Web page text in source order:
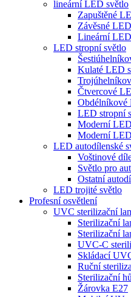
lineární LED světlo
Zapuštěné
Závěsné
Lineární
LED stropní světlo
Kulaté LED
Čtvercové
Obdélníkové
LED stropní
Moderní
Moderní
LED autodílenské
Voštinové
Světlo pro
Ostatní
LED trojité světlo
Profesní osvětlení
UVC sterilizační
Sterilizační
Sterilizační
UVC-C
Skládací
Ruční
Sterilizační
Žárovka E27